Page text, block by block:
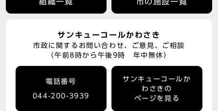
サンキューコールかわさき
市政に関するお問い合わせ、ご意見、ご相談
（午前8時から午後9時 年中無休）
電話番号
044-200-3939
サンキューコールか
わさきの
ページを見る